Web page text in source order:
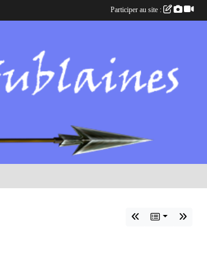
Participer au site :